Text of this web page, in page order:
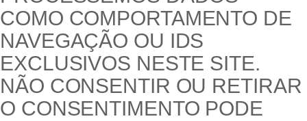
COMO COMPORTAMENTO DE
NAVEGAÇÃO OU IDS
EXCLUSIVOS NESTE SITE.
NÃO CONSENTIR OU RETIRAR
O CONSENTIMENTO PODE